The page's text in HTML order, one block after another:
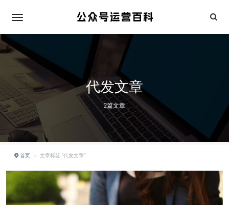
代发文章
2篇文章
首页 › 文章标签 "代发文章"